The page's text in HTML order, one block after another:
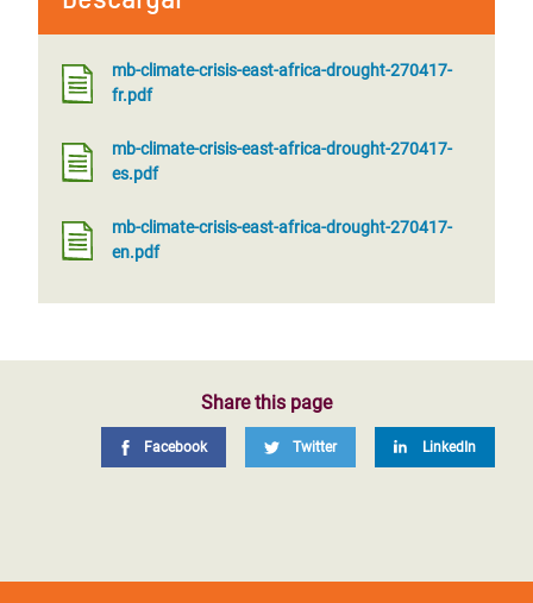
mb-climate-crisis-east-africa-drought-270417-
fr.pdf
mb-climate-crisis-east-africa-drought-270417-
es.pdf
mb-climate-crisis-east-africa-drought-270417-
en.pdf
Share this page
Facebook Twitter LinkedIn